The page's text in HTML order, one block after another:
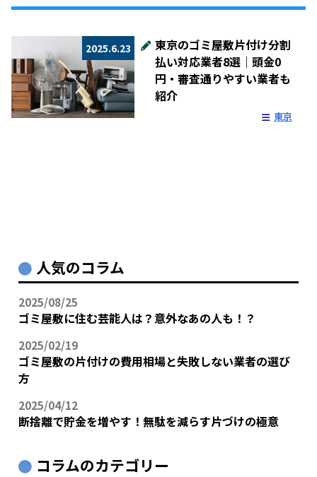
2025.6.23
東京のゴミ屋敷片付け分割
払い対応業者8選｜頭金0
円・審査通りやすい業者も
紹介
東京
人気のコラム
2025/08/25
ゴミ屋敷に住む芸能人は？意外なあの人も！？
2025/02/19
ゴミ屋敷の片付けの費用相場と失敗しない業者の選び
方
2025/04/12
断捨離で貯金を増やす！無駄を減らす片づけの極意
コラムのカテゴリー